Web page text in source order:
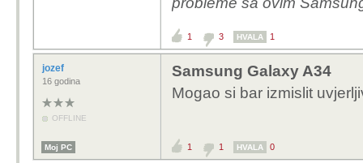
1 3 HVALA 1
jozef
16 godina
OFFLINE
Samsung Galaxy A34
Mogao si bar izmislit
Moj PC 1 1 HVALA 0